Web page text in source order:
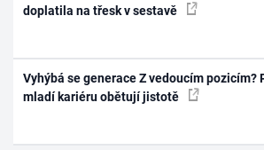
doplatila na třesk v sestavě
Vyhýbá se generace Z vedoucím pozicím?
mladí kariéru obětují jistotě